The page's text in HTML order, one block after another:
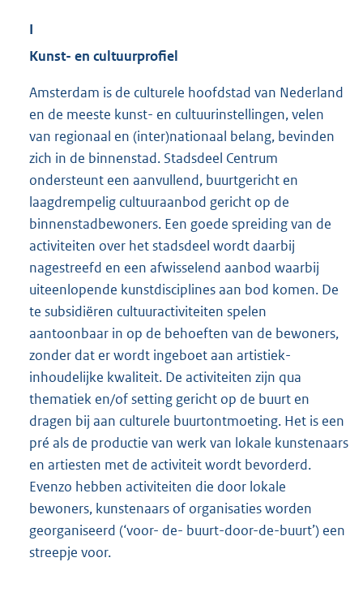
I
Kunst- en cultuurprofiel
Amsterdam is de culturele hoofdstad van Nederland
en de meeste kunst- en cultuurinstellingen, velen
van regionaal en (inter)nationaal belang, bevinden
zich in de binnenstad. Stadsdeel Centrum
ondersteunt een aanvullend, buurtgericht en
laagdrempelig cultuuraanbod gericht op de
binnenstadbewoners. Een goede spreiding van de
activiteiten over het stadsdeel wordt daarbij
nagestreefd en een afwisselend aanbod waarbij
uiteenlopende kunstdisciplines aan bod komen. De
te subsidiëren cultuuractiviteiten spelen
aantoonbaar in op de behoeften van de bewoners,
zonder dat er wordt ingeboet aan artistiek-
inhoudelijke kwaliteit. De activiteiten zijn qua
thematiek en/of setting gericht op de buurt en
dragen bij aan culturele buurtontmoeting. Het is een
pré als de productie van werk van lokale kunstenaars
en artiesten met de activiteit wordt bevorderd.
Evenzo hebben activiteiten die door lokale
bewoners, kunstenaars of organisaties worden
georganiseerd (‘voor- de- buurt-door-de-buurt’) een
streepje voor.